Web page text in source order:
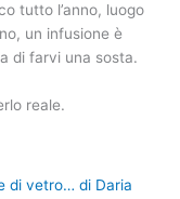
tutto l’anno, luogo
un infusione è
di farvi una sosta.
reale.
di vetro… di Daria